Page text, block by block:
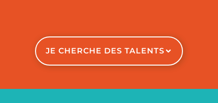
JE CHERCHE DES TALENTS